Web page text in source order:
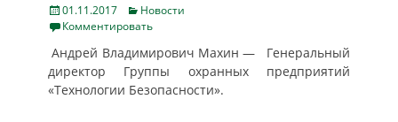
Posted
on
01.11.2017 Categories
Новости
Комментировать
Андрей Владимирович Махин — Генеральный
директор Группы охранных предприятий
«Технологии Безопасности».